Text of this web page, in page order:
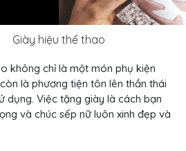
Giày hiệu thể thao
không chỉ là một món phụ kiện
là phương tiện tôn lên thần thái
dụng. Việc tặng giày là cách bạn
và chúc sếp nữ luôn xinh đẹp và